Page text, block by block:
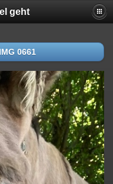
geht
IMG 0661